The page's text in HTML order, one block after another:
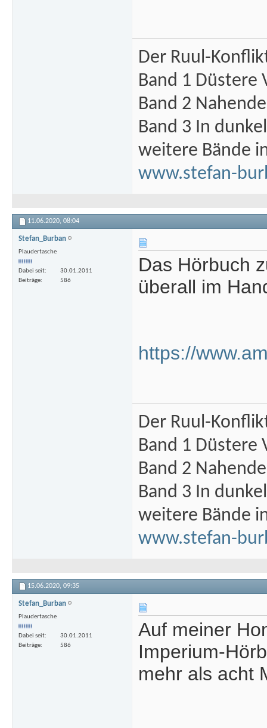
Der Ruul-
Band 1 Düstere
Band 2
Band 3 In
weitere Bände
www.stefan-
11.06.2020, 08:04
Stefan_Burban
Plaudertasche
Dabei seit
30.01.2011
Beiträge
586
Das Hörbuch
überall im
https://
Der Ruul-
Band 1 Düstere
Band 2
Band 3 In
weitere Bände
www.stefan-
15.06.2020, 09:35
Stefan_Burban
Plaudertasche
Dabei seit
30.01.2011
Beiträge
586
Auf meiner
Imperium-
mehr als acht